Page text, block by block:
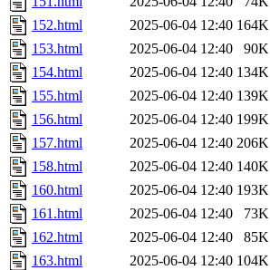
152.html
2025-06-04 12:40 164K
153.html
2025-06-04 12:40
90K
154.html
2025-06-04 12:40 134K
155.html
2025-06-04 12:40 139K
156.html
2025-06-04 12:40 199K
157.html
2025-06-04 12:40 206K
158.html
2025-06-04 12:40 140K
160.html
2025-06-04 12:40 193K
161.html
2025-06-04 12:40
73K
162.html
2025-06-04 12:40
85K
163.html
2025-06-04 12:40 104K